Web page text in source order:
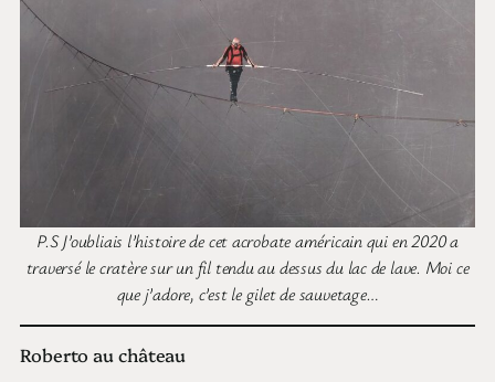
P.S J’oubliais l’histoire de cet acrobate américain qui en 2020 a
traversé le cratère sur un fil tendu au dessus du lac de lave. Moi ce
que j’adore, c’est le gilet de sauvetage…
Roberto au château